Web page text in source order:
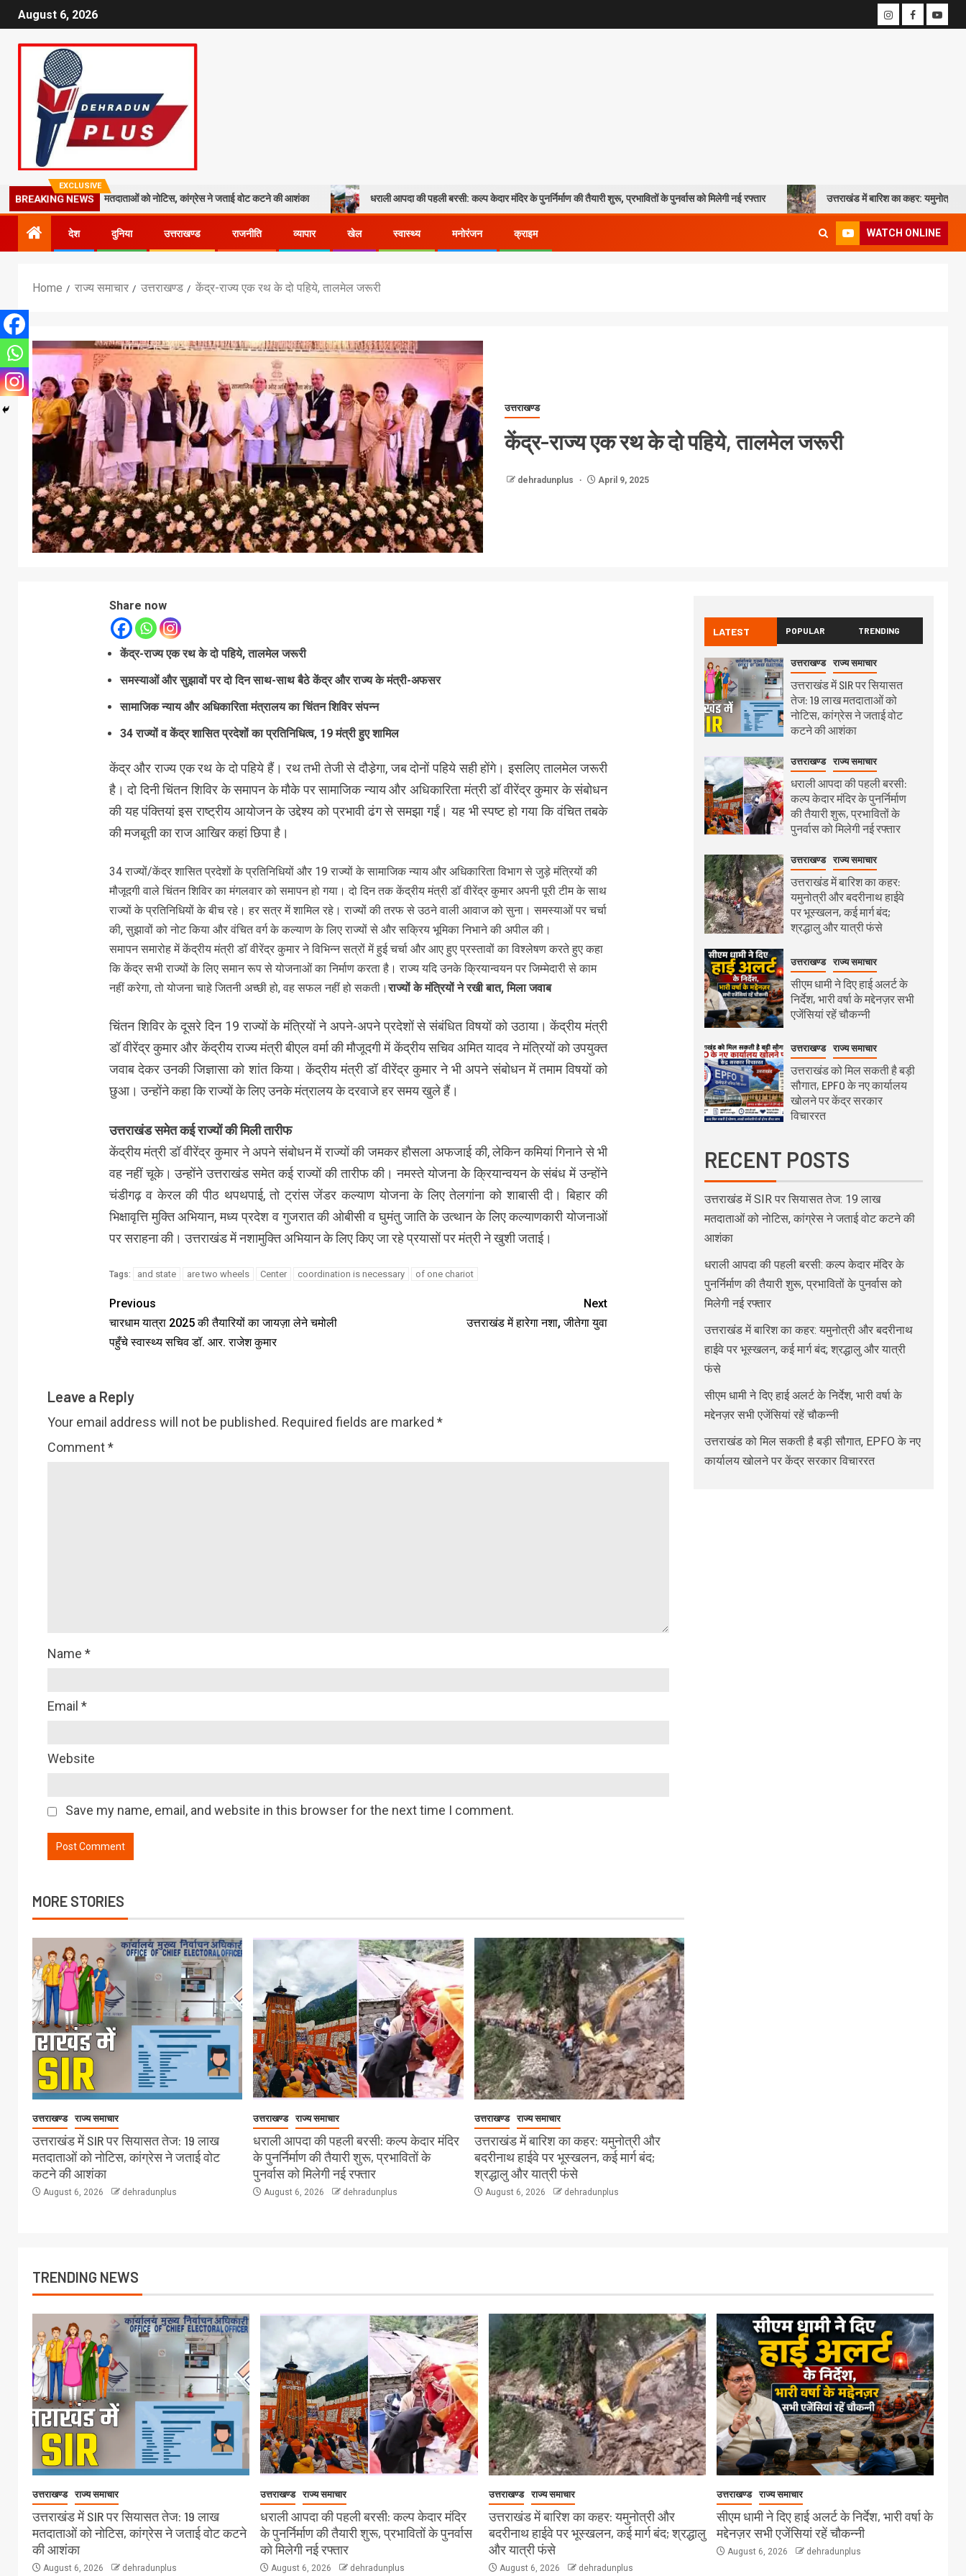
August 6, 2026
EXCLUSIVE
BREAKING NEWS
19 लाख मतदाताओं को नोटिस, कांग्रेस ने जताई वोट कटने की आशंका धराली आपदा की पहली बरसी: कल्प केदार मंदिर के पुनर्निर्माण की तैयारी शुरू, प्रभावितों के पुनर्वास को मिलेगी नई रफ्तार उत्तराखंड में बारिश का कहर: यमुनोत्री और बदरीनाथ
देश दुनिया उत्तराखण्ड राजनीति व्यापार खेल स्वास्थ्य मनोरंजन क्राइम WATCH ONLINE
Home राज्य समाचार उत्तराखण्ड केंद्र-राज्य एक रथ के दो पहिये, तालमेल जरूरी
उत्तराखण्ड
केंद्र-राज्य एक रथ के दो पहिये, तालमेल जरूरी
dehradunplus April 9, 2025
Share now
केंद्र-राज्य एक रथ के दो पहिये, तालमेल जरूरी
समस्याओं और सुझावों पर दो दिन साथ-साथ बैठे केंद्र और राज्य के मंत्री-अफसर
सामाजिक न्याय और अधिकारिता मंत्रालय का चिंतन शिविर संपन्न
34 राज्यों व केंद्र शासित प्रदेशों का प्रतिनिधित्व, 19 मंत्री हुए शामिल
केंद्र और राज्य एक रथ के दो पहिये हैं। रथ तभी तेजी से दौडे़गा, जब दोनों पहिये सही होंगे। इसलिए तालमेल जरूरी
है। दो दिनी चिंतन शिविर के समापन के मौके पर सामाजिक न्याय और अधिकारिता मंत्री डॉ वीरेंद्र कुमार के संबोधन
की यह पंक्तियां इस राष्ट्रीय आयोजन के उद्देश्य को प्रभावी ढंग से समझा गईं। यह भी स्पष्ट हो गया कि वंचित तबके
की मजबूती का राज आखिर कहां छिपा है।
34 राज्यों/केंद्र शासित प्रदेशों के प्रतिनिधियों और 19 राज्यों के सामाजिक न्याय और अधिकारिता विभाग से जुड़े मंत्रियों की
मौजूदगी वाले चिंतन शिविर का मंगलवार को समापन हो गया। दो दिन तक केंद्रीय मंत्री डॉ वीरेंद्र कुमार अपनी पूरी टीम के साथ
राज्यों के प्रतिनिधियों के बीच रहे। हर सत्र में शामिल रहे। राज्यों की तरफ से उठने वाली आवाज को सुना। समस्याओं पर चर्चा
की, सुझावों को नोट किया और वंचित वर्ग के कल्याण के लिए राज्यों से और सक्रिय भूमिका निभाने की अपील की।
समापन समारोह में केंद्रीय मंत्री डॉ वीरेंद्र कुमार ने विभिन्न सत्रों में हुई चर्चा और आए हुए प्रस्तावों का विश्लेषण करते हुए कहा
कि केंद्र सभी राज्यों के लिए समान रूप से योजनाओं का निर्माण करता है। राज्य यदि उनके क्रियान्वयन पर जिम्मेदारी से काम
नहीं करेगा, तो योजना चाहे जितनी अच्छी हो, वह सफल नहीं हो सकती।राज्यों के मंत्रियों ने रखी बात, मिला जवाब
चिंतन शिविर के दूसरे दिन 19 राज्यों के मंत्रियों ने अपने-अपने प्रदेशों से संबंधित विषयों को उठाया। केंद्रीय मंत्री
डॉ वीरेंद्र कुमार और केंद्रीय राज्य मंत्री बीएल वर्मा की मौजूदगी में केंद्रीय सचिव अमित यादव ने मंत्रियों को उपयुक्त
जवाब देकर उनकी जिज्ञासा को शांत किया। केंद्रीय मंत्री डॉ वीरेंद्र कुमार ने भी अपने संबोधन में तमाम विषयों को
छुआ। उन्होंने कहा कि राज्यों के लिए उनके मंत्रालय के दरवाजे हर समय खुले हैं।
उत्तराखंड समेत कई राज्यों की मिली तारीफ
केंद्रीय मंत्री डॉ वीरेंद्र कुमार ने अपने संबोधन में राज्यों की जमकर हौसला अफजाई की, लेकिन कमियां गिनाने से भी
वह नहीं चूके। उन्होंने उत्तराखंड समेत कई राज्यों की तारीफ की। नमस्ते योजना केे क्रियान्वयन के संबंध में उन्होंने
चंडीगढ़ व केरल की पीठ थपथपाई, तो ट्रांस जेंडर कल्याण योजना के लिए तेलगांना को शाबासी दी। बिहार की
भिक्षावृत्ति मुक्ति अभियान, मध्य प्रदेश व गुजरात की ओबीसी व घुमंतु जाति के उत्थान के लिए कल्याणकारी योजनाओं
पर सराहना की। उत्तराखंड में नशामुक्ति अभियान के लिए किए जा रहे प्रयासों पर मंत्री ने खुशी जताई।
Tags: and state are two wheels Center coordination is necessary of one chariot
Previous
चारधाम यात्रा 2025 की तैयारियों का जायज़ा लेने चमोली
पहुँचे स्वास्थ्य सचिव डॉ. आर. राजेश कुमार
Next
उत्तराखंड में हारेगा नशा, जीतेगा युवा
Leave a Reply
Your email address will not be published. Required fields are marked *
Comment*
Name *
Email *
Website
Save my name, email, and website in this browser for the next time I comment.
MORE STORIES
उत्तराखण्ड राज्य समाचार
उत्तराखंड में SIR पर सियासत तेज: 19 लाख
मतदाताओं को नोटिस, कांग्रेस ने जताई वोट
कटने की आशंका
August 6, 2026 dehradunplus
उत्तराखण्ड राज्य समाचार
धराली आपदा की पहली बरसी: कल्प केदार मंदिर
के पुनर्निर्माण की तैयारी शुरू, प्रभावितों के
पुनर्वास को मिलेगी नई रफ्तार
August 6, 2026 dehradunplus
उत्तराखण्ड राज्य समाचार
उत्तराखंड में बारिश का कहर: यमुनोत्री और
बदरीनाथ हाईवे पर भूस्खलन, कई मार्ग बंद;
श्रद्धालु और यात्री फंसे
August 6, 2026 dehradunplus
LATEST POPULAR TRENDING
उत्तराखण्ड राज्य समाचार
उत्तराखंड में SIR पर सियासत
तेज: 19 लाख मतदाताओं को
नोटिस, कांग्रेस ने जताई वोट
कटने की आशंका
उत्तराखण्ड राज्य समाचार
धराली आपदा की पहली बरसी:
कल्प केदार मंदिर के पुनर्निर्माण
की तैयारी शुरू, प्रभावितों के
पुनर्वास को मिलेगी नई रफ्तार
उत्तराखण्ड राज्य समाचार
उत्तराखंड में बारिश का कहर:
यमुनोत्री और बदरीनाथ हाईवे
पर भूस्खलन, कई मार्ग बंद;
श्रद्धालु और यात्री फंसे
उत्तराखण्ड राज्य समाचार
सीएम धामी ने दिए हाई अलर्ट के
निर्देश, भारी वर्षा के मद्देनज़र सभी
एजेंसियां रहें चौकन्नी
उत्तराखण्ड राज्य समाचार
उत्तराखंड को मिल सकती है बड़ी
सौगात, EPFO के नए कार्यालय
खोलने पर केंद्र सरकार
विचाररत
RECENT POSTS
उत्तराखंड में SIR पर सियासत तेज: 19 लाख
मतदाताओं को नोटिस, कांग्रेस ने जताई वोट कटने की
आशंका
धराली आपदा की पहली बरसी: कल्प केदार मंदिर के
पुनर्निर्माण की तैयारी शुरू, प्रभावितों के पुनर्वास को
मिलेगी नई रफ्तार
उत्तराखंड में बारिश का कहर: यमुनोत्री और बदरीनाथ
हाईवे पर भूस्खलन, कई मार्ग बंद; श्रद्धालु और यात्री
फंसे
सीएम धामी ने दिए हाई अलर्ट के निर्देश, भारी वर्षा के
मद्देनज़र सभी एजेंसियां रहें चौकन्नी
उत्तराखंड को मिल सकती है बड़ी सौगात, EPFO के नए
कार्यालय खोलने पर केंद्र सरकार विचाररत
TRENDING NEWS
उत्तराखण्ड राज्य समाचार
उत्तराखंड में SIR पर सियासत तेज: 19 लाख
मतदाताओं को नोटिस, कांग्रेस ने जताई वोट कटने
की आशंका
August 6, 2026 dehradunplus
उत्तराखण्ड राज्य समाचार
धराली आपदा की पहली बरसी: कल्प केदार मंदिर
के पुनर्निर्माण की तैयारी शुरू, प्रभावितों के पुनर्वास
को मिलेगी नई रफ्तार
August 6, 2026 dehradunplus
उत्तराखण्ड राज्य समाचार
उत्तराखंड में बारिश का कहर: यमुनोत्री और
बदरीनाथ हाईवे पर भूस्खलन, कई मार्ग बंद; श्रद्धालु
और यात्री फंसे
August 6, 2026 dehradunplus
उत्तराखण्ड राज्य समाचार
सीएम धामी ने दिए हाई अलर्ट के निर्देश, भारी वर्षा के
मद्देनज़र सभी एजेंसियां रहें चौकन्नी
August 6, 2026 dehradunplus